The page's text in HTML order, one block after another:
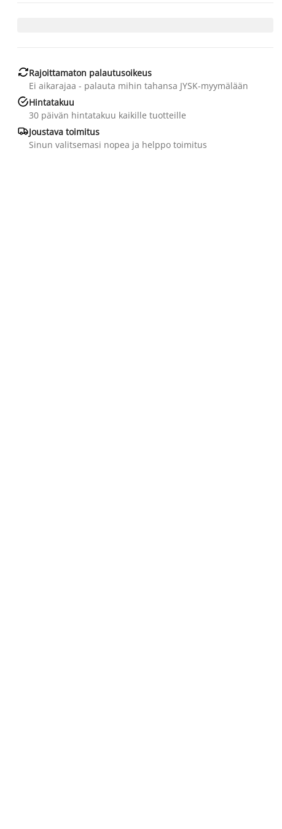
Rajoittamaton palautusoikeus
Ei aikarajaa - palauta mihin tahansa JYSK-myymälään
Hintatakuu
30 päivän hintatakuu kaikille tuotteille
Joustava toimitus
Sinun valitsemasi nopea ja helppo toimitus